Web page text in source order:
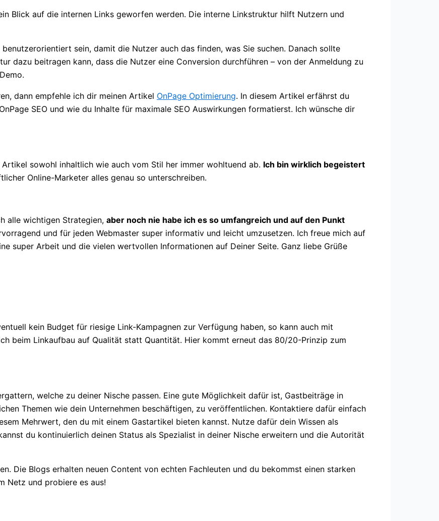
Blick auf die internen Links geworfen werden. Die interne Linkstruktur hilft Nutzern und
sein, damit die Nutzer auch das finden, was Sie suchen. Danach sollte
dazu beitragen kann, dass die Nutzer eine Conversion durchführen – von der Anmeldung zu
dann empfehle ich dir meinen Artikel OnPage Optimierung. In diesem Artikel erfährst du
SEO und wie du Inhalte für maximale SEO Auswirkungen formatierst. Ich wünsche dir
sowohl inhaltlich wie auch vom Stil her immer wohltuend ab. Ich bin wirklich begeistert
Online-Marketer alles genau so unterschreiben.
alle wichtigen Strategien, aber noch nie habe ich es so umfangreich und auf den Punkt
und für jeden Webmaster super informativ und leicht umzusetzen. Ich freue mich auf
super Arbeit und die vielen wertvollen Informationen auf Deiner Seite. Ganz liebe Grüße
kein Budget für riesige Link-Kampagnen zur Verfügung haben, so kann auch mit
beim Linkaufbau auf Qualität statt Quantität. Hier kommt erneut das 80/20-Prinzip zum
welche zu deiner Nische passen. Eine gute Möglichkeit dafür ist, Gastbeiträge in
Themen wie dein Unternehmen beschäftigen, zu veröffentlichen. Kontaktiere dafür einfach
Mehrwert, den du mit einem Gastartikel bieten kannst. Nutze dafür dein Wissen als
du kontinuierlich deinen Status als Spezialist in deiner Nische erweitern und die Autorität
Die Blogs erhalten neuen Content von echten Fachleuten und du bekommst einen starken
Netz und probiere es aus!